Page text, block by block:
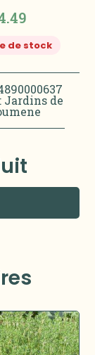
de stock
Jardins de